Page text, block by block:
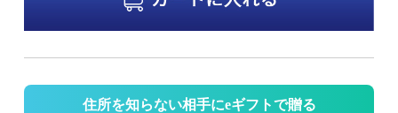
住所を知らない相手にeギフトで贈る